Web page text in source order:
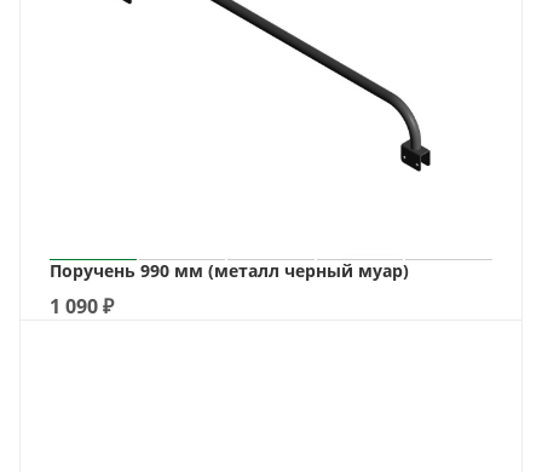
Поручень 990 мм (металл черный муар)
1 090₽